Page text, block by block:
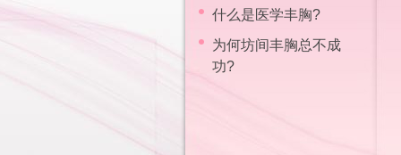
什么是医学丰胸?
为何坊间丰胸总不成
功?